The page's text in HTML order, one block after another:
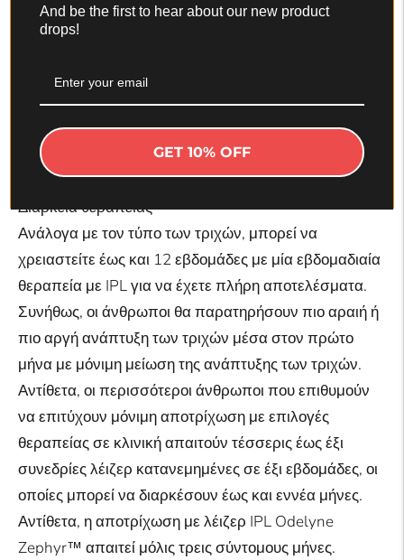
Τα τελικά αποτελέσματα είναι σχεδόν πανομοιότυπα
για τις αποτριχωτικές συσκευές Odelyne Zephyr™ και
σταδιακή μείωση της ανάπτυξης των τριχών σε
μείωση των τριχών. Ωστόσο, υπάρχουν μερικές
μικρές διαφορές μεταξύ λέιζερ και IPL.
Διάρκεια θεραπείας
Ανάλογα με τον τύπο των τριχών, μπορεί να
χρειαστείτε έως και 12 εβδομάδες με μία εβδομαδιαία
θεραπεία με IPL για να έχετε πλήρη αποτελέσματα.
Συνήθως, οι άνθρωποι θα παρατηρήσουν πιο αραιή ή
πιο αργή ανάπτυξη των τριχών μέσα στον πρώτο
μήνα με μόνιμη μείωση της ανάπτυξης των τριχών.
Αντίθετα, οι περισσότεροι άνθρωποι που επιθυμούν
να επιτύχουν μόνιμη αποτρίχωση με επιλογές
θεραπείας σε κλινική απαιτούν τέσσερις έως έξι
συνεδρίες λέιζερ κατανεμημένες σε έξι εβδομάδες, οι
οποίες μπορεί να διαρκέσουν έως και εννέα μήνες.
Αντίθετα, η αποτρίχωση με λέιζερ IPL Odelyne
Zephyr™ απαιτεί μόλις τρεις σύντομους μήνες.
And be the first to hear about our new product
drops!
GET 10% OFF